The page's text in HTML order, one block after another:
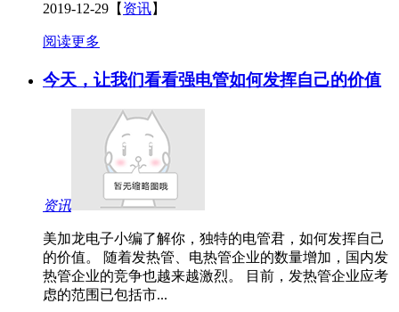
2019-12-29 【 资讯】
阅读更多
今天，让我们看看强电管如何发挥自己的价值
资讯
美加龙电子小编了解你，独特的电管君，如何发挥自己
的价值。 随着发热管、电热管企业的数量增加，国内发
热管企业的竞争也越来越激烈。 目前，发热管企业应考
虑的范围已包括市...